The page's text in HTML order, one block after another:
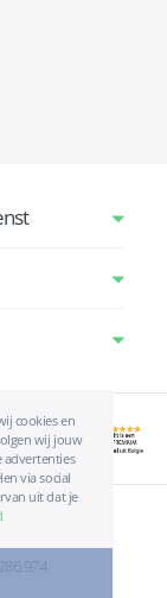
cookies en
wij jouw
advertenties
via social
uit dat je